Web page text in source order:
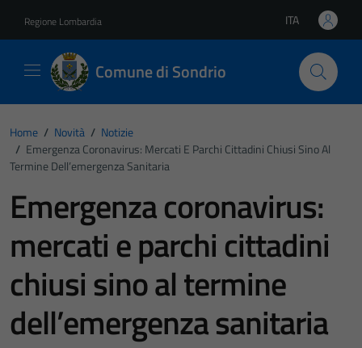
Regione Lombardia Lingua attiva:
ITA
Comune di Sondrio
Home / Novità / Notizie
/ Emergenza Coronavirus: Mercati E Parchi Cittadini Chiusi Sino Al
Termine Dell’emergenza Sanitaria
Emergenza coronavirus:
mercati e parchi cittadini
chiusi sino al termine
dell’emergenza sanitaria